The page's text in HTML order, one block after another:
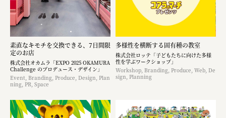
素直なキモチを交換できる、7日間限
定のお店
株式会社オカムラ「EXPO 2025 OKAMURA
Challenge のプロデュース・デザイン」
Event, Branding, Produce, Design, Plan
ning, PR, Space
多様性を横断する固有種の教室
株式会社ロッテ「子どもたちに向けた多様
性を学ぶワークショップ」
Workshop, Branding, Produce, Web, De
sign, Planning